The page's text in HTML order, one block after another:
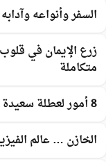
السفر وأنواعه وآدابه
زرع الإيمان في
متكاملة
8 أمور لعطلة سعيدة
الخازن … عالم